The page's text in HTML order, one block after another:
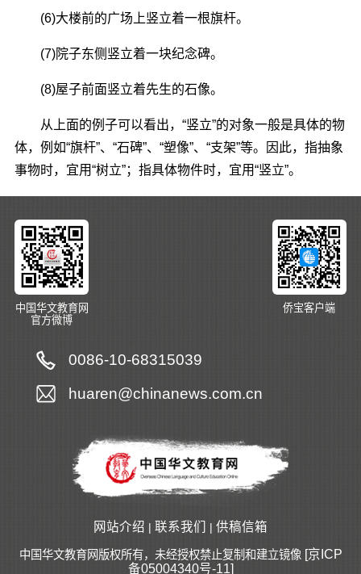
(6)大楼前的广场上竖立着一根旗杆。
(7)院子东侧竖立着一块纪念碑。
(8)屋子前面竖立着先生的石像。
从上面的例子可以看出，“竖立”的对象一般是具体的物
体，例如“旗杆”、“石碑”、“塑像”、“支架”等。因此，指抽象
事物时，宜用“树立”；指具体物件时，宜用“竖立”。
中国华文教育网
官方微博
侨宝客户端
0086-10-68315039
huaren@chinanews.com.cn
网站介绍 | 联系我们 | 供稿信箱
中国华文教育网版权所有，未经授权禁止复制和建立镜像 [京ICP
备05004340号-11]